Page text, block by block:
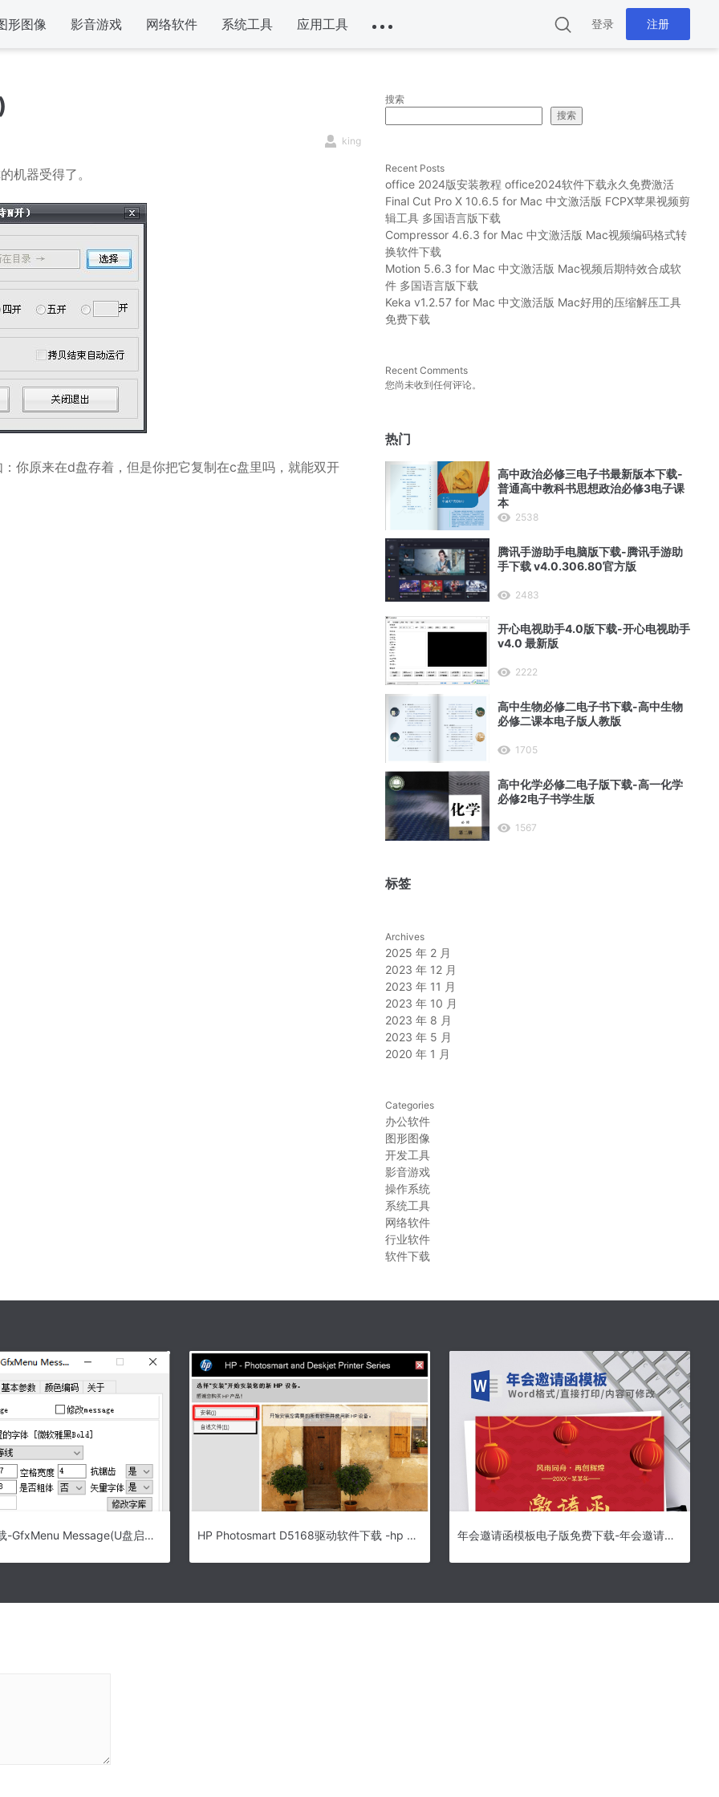
形图像 影音游戏 网络软件 系统工具 应用工具 登录 注册
king
机器受得了。
你原来在d盘存着，但是你把它复制在c盘里吗，就能双开
搜索
搜索
Recent Posts
office 2024版安装教程 office2024软件下载永久免费激活
Final Cut Pro X 10.6.5 for Mac 中文激活版 FCPX苹果视频剪
辑工具 多国语言版下载
Compressor 4.6.3 for Mac 中文激活版 Mac视频编码格式转
换软件下载
Motion 5.6.3 for Mac 中文激活版 Mac视频后期特效合成软
件 多国语言版下载
Keka v1.2.57 for Mac 中文激活版 Mac好用的压缩解压工具
免费下载
Recent Comments
您尚未收到任何评论。
热门
高中政治必修三电子书最新版本下载-
普通高中教科书思想政治必修3电子课
本
2538
腾讯手游助手电脑版下载-腾讯手游助
手下载 v4.0.306.80官方版
2483
开心电视助手4.0版下载-开心电视助手
v4.0 最新版
2222
高中生物必修二电子书下载-高中生物
必修二课本电子版人教版
1705
高中化学必修二电子版下载-高一化学
必修2电子书学生版
1567
标签
Archives
2025 年 2 月
2023 年 12 月
2023 年 11 月
2023 年 10 月
2023 年 8 月
2023 年 5 月
2020 年 1 月
Categories
办公软件
图形图像
开发工具
影音游戏
操作系统
系统工具
网络软件
行业软件
软件下载
Message下载-GfxMenu Message(U盘启动盘制作工具) V2.0.3.625 绿色版 HP Photosmart D5168驱动软件下载 -hp d5168驱动 年会邀请函模板电子版免费下载-年会邀请函模板Word版下载 免费版